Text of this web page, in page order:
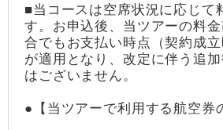
■当コースは空席状況に応じて
す。お申込後、当ツアーの料
合でもお支払い時点（契約成
が適用となり、改定に伴う追
はございません。
●【当ツアーで利用する航空券